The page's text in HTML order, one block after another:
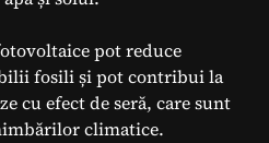
pot reduce
fosili și pot contribui la
cu efect de seră, care sunt
climatice.